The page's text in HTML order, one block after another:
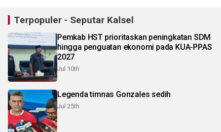
Terpopuler - Seputar Kalsel
Pemkab HST prioritaskan peningkatan SDM
hingga penguatan ekonomi pada KUA-PPAS
2027
Jul 10th
Legenda timnas Gonzales sedih
Jul 25th